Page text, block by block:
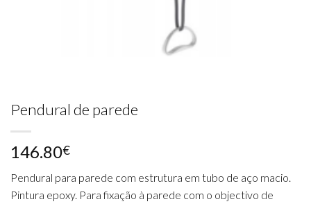
Pendural de parede
146.80€
Pendural para parede com estrutura em tubo de aço macio.
Pintura epoxy. Para fixação à parede com o objectivo de